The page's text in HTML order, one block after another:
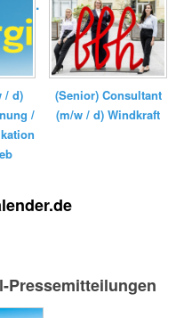
/ d)
/
(Senior) Consultant
(m/w / d) Windkraft
Pressemitteilungen